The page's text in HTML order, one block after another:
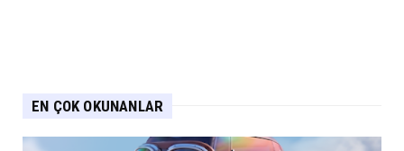
EN ÇOK OKUNANLAR